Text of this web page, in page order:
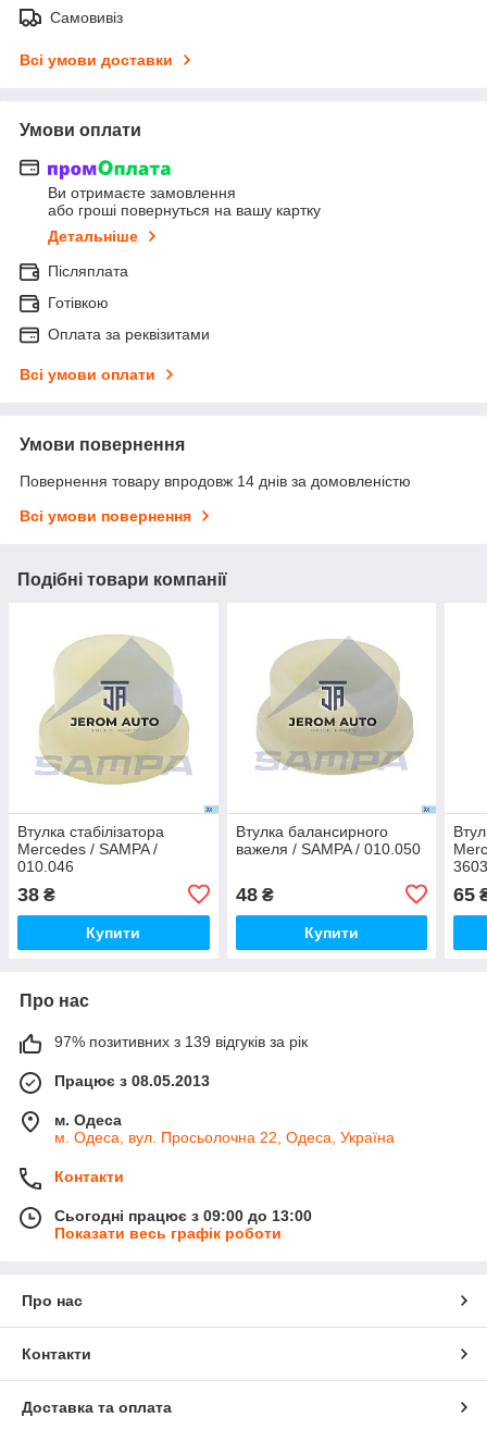
Самовивіз
Всі умови доставки
Умови оплати
Ви отримаєте замовлення
або гроші повернуться на вашу картку
Детальніше
Післяплата
Готівкою
Оплата за реквізитами
Всі умови оплати
Умови повернення
Повернення товару впродовж 14 днів за домовленістю
Всі умови повернення
Подібні товари компанії
Втулка стабілізатора
Mercedes / SAMPA /
010.046
38 ₴
Купити
Втулка балансирного
важеля / SAMPA / 010.050
48₴
Купити
65
Про нас
97% позитивних з 139 відгуків за рік
Працює з 08.05.2013
м. Одеса
м. Одеса, вул. Просьолочна 22, Одеса, Україна
Контакти
Сьогодні працює з 09:00 до 13:00
Показати весь графік роботи
Про нас
Контакти
Доставка та оплата